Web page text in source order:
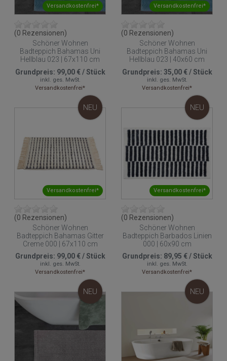
Versandkostenfrei*
(0 Rezensionen)
Schöner Wohnen
Badteppich Bahamas Uni
Hellblau 023 | 67x110 cm
Grundpreis: 99,00 €/Stück
inkl. ges. MwSt.
Versandkostenfrei*
Versandkostenfrei*
(0 Rezensionen)
Schöner Wohnen
Badteppich Bahamas Uni
Hellblau 023 | 40x60 cm
Grundpreis: 35,00 €/Stück
inkl. ges. MwSt.
Versandkostenfrei*
Versandkostenfrei*
NEU
(0 Rezensionen)
Schöner Wohnen
Badteppich Bahamas Gitter
Creme 000 | 67x110 cm
Grundpreis: 99,00 €/Stück
inkl. ges. MwSt.
Versandkostenfrei*
Versandkostenfrei*
NEU
(0 Rezensionen)
Schöner Wohnen
Badteppich Barbados Linien
000 | 60x90 cm
Grundpreis: 89,95 €/Stück
inkl. ges. MwSt.
Versandkostenfrei*
NEU NEU